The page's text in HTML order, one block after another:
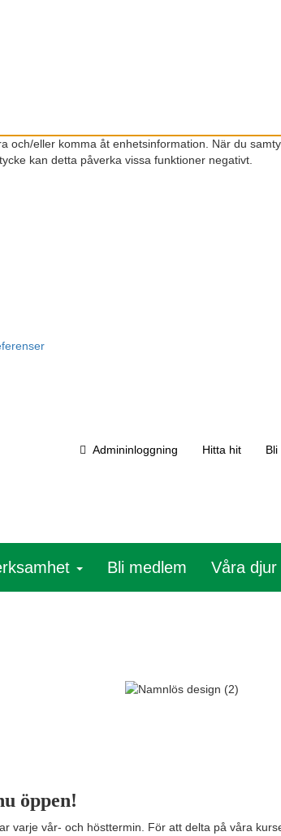
och/eller komma åt enhetsinformation. När du
kan detta påverka vissa funktioner negativt.
Admininloggning Hitta hit Bli
Bli medlem Våra djur
öppen!
varje vår- och hösttermin. För att delta på våra